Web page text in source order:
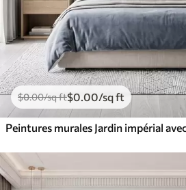
$0.00/sq ft$0.00/sq ft